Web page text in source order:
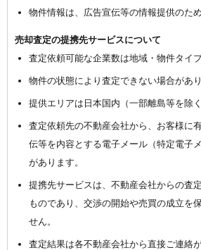
物件情報は、広告宣伝等の情報提供のた
売却査定の提携先サービスについて
査定依頼可能な企業数は地域・物件タイ
物件の状態により査定できない場合があり
提供エリアは日本国内（一部離島等を除く
査定依頼先の不動産会社から、お客様に
伝等を内容とする電子メール（特定電子
があります。
提携先サービスは、不動産会社からの査
ものであり、交渉の開始や売買の成立を
せん。
査定結果は各不動産会社から直接ご連絡が